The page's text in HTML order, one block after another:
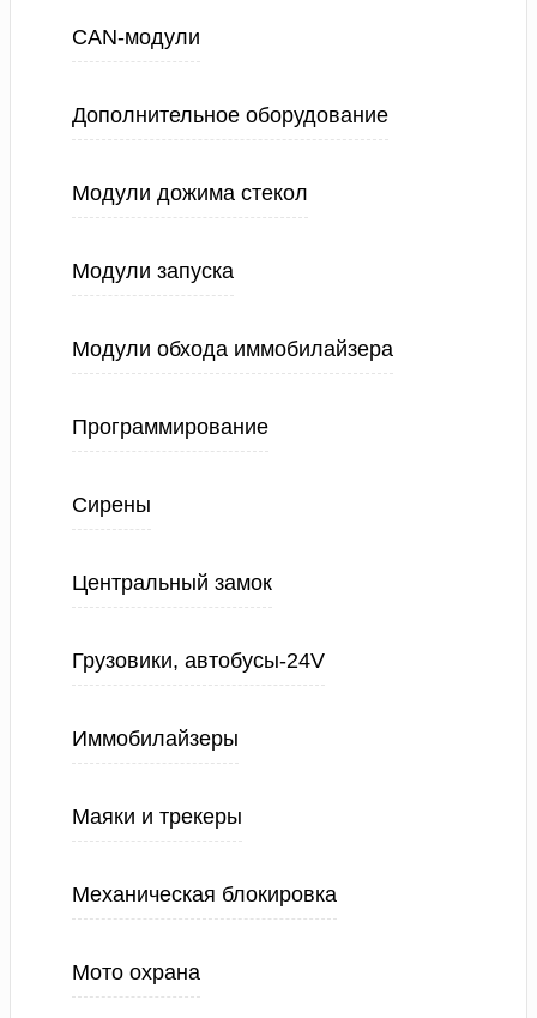
CAN-модули
Дополнительное оборудование
Модули дожима стекол
Модули запуска
Модули обхода иммобилайзера
Программирование
Сирены
Центральный замок
Грузовики, автобусы-24V
Иммобилайзеры
Маяки и трекеры
Механическая блокировка
Мото охрана